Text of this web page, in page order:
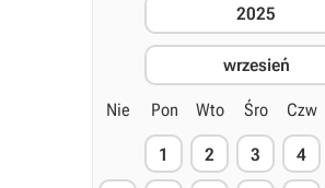
2025
wrzesień
Nie Pon Wto Śro Czw
1 2 3 4